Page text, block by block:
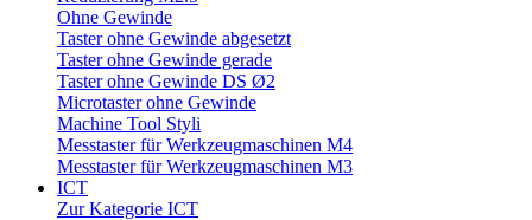
Ohne Gewinde
Taster ohne Gewinde abgesetzt
Taster ohne Gewinde gerade
Taster ohne Gewinde DS Ø2
Microtaster ohne Gewinde
Machine Tool Styli
Messtaster für Werkzeugmaschinen M4
Messtaster für Werkzeugmaschinen M3
ICT
Zur Kategorie ICT